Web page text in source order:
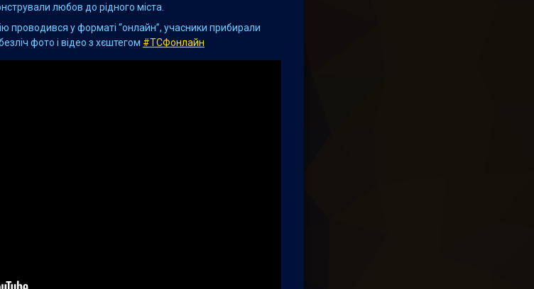
любов до рідного міста.
проводився у форматі “онлайн”, учасники прибирали
фото і відео з хєштегом #ТСФонлайн